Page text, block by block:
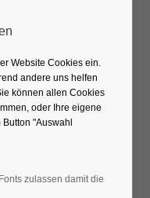
Website Cookies ein.
andere uns helfen
können allen Cookies
oder Ihre eigene
"Auswahl
zulassen damit die